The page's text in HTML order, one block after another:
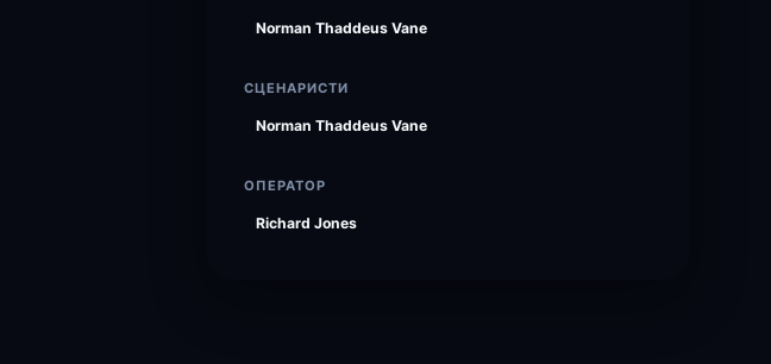
Norman Thaddeus Vane
СЦЕНАРИСТИ
Norman Thaddeus Vane
ОПЕРАТОР
Richard Jones